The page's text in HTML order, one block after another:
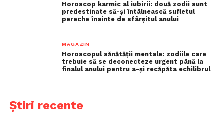
Horoscop karmic al iubirii: două zodii sunt
predestinate să-și întâlnească sufletul
pereche înainte de sfârșitul anului
MAGAZIN
Horoscopul sănătății mentale: zodiile care
trebuie să se deconecteze urgent până la
finalul anului pentru a-și recăpăta echilibrul
Știri recente